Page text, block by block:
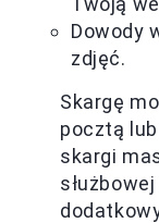
Dowody
zdjęć.
Skargę
pocztą
skargi